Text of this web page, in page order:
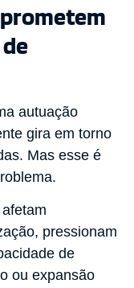
autuação
gira em torno
Mas esse é
pressionam
de
ou expansão